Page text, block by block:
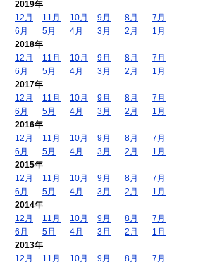
2019年
12月
11月 10月 9月 8月
7月
6月
5月 4月 3月 2月
1月
2018年
12月
11月 10月 9月 8月
7月
6月
5月 4月 3月 2月
1月
2017年
12月
11月 10月 9月 8月
7月
6月
5月 4月 3月 2月
1月
2016年
12月
11月 10月 9月 8月
7月
6月
5月 4月 3月 2月
1月
2015年
12月
11月 10月 9月 8月
7月
6月
5月 4月 3月 2月
1月
2014年
12月
11月 10月 9月 8月
7月
6月
5月 4月 3月 2月
1月
2013年
12月
11月 10月 9月 8月 7月